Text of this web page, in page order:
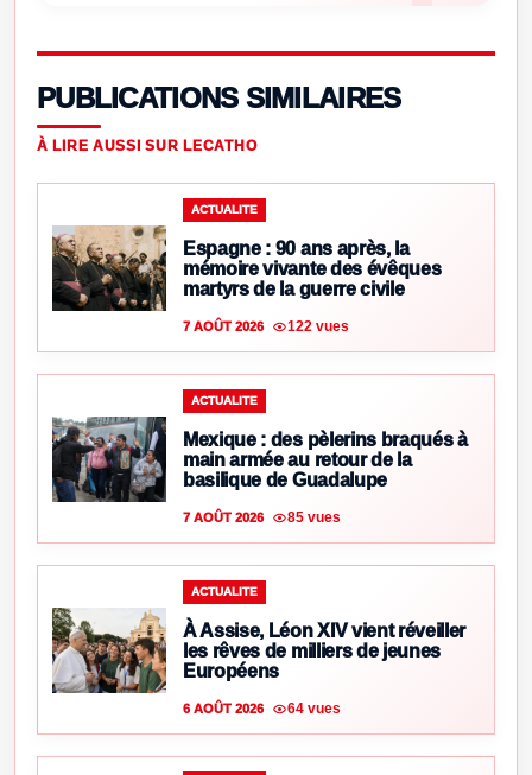
PUBLICATIONS SIMILAIRES
À LIRE AUSSI SUR LECATHO
ACTUALITE
Espagne : 90 ans après, la
mémoire vivante des évêques
martyrs de la guerre civile
7 AOÛT 2026 122 vues
ACTUALITE
Mexique : des pèlerins braqués à
main armée au retour de la
basilique de Guadalupe
7 AOÛT 2026 85 vues
ACTUALITE
À Assise, Léon XIV vient réveiller
les rêves de milliers de jeunes
Européens
6 AOÛT 2026 64 vues